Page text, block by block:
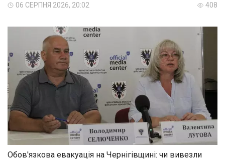
06 СЕРПНЯ 2026, 20:02 408
Обов'язкова евакуація на Чернігівщині: чи вивезли